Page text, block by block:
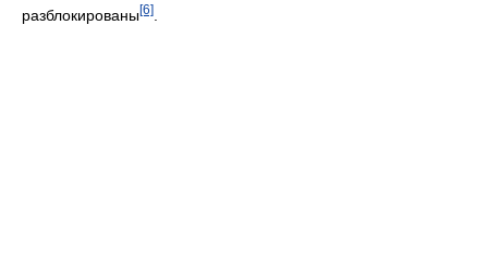
разблокированы[6]